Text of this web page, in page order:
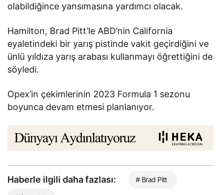
olabildiğince yansımasına yardımcı olacak.
Hamilton, Brad Pitt’le ABD’nin California
eyaletindeki bir yarış pistinde vakit geçirdiğini ve
ünlü yıldıza yarış arabası kullanmayı öğrettiğini de
söyledi.
Opex’in çekimlerinin 2023 Formula 1 sezonu
boyunca devam etmesi planlanıyor.
Haberle ilgili daha fazlası: # Brad Pitt